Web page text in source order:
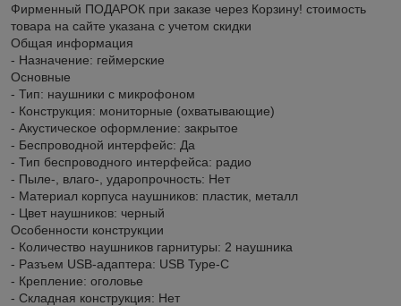
Фирменный ПОДАРОК при заказе через Корзину! стоимость
товара на сайте указана с учетом скидки
Общая информация
- Назначение: геймерские
Основные
- Тип: наушники с микрофоном
- Конструкция: мониторные (охватывающие)
- Акустическое оформление: закрытое
- Беспроводной интерфейс: Да
- Тип беспроводного интерфейса: радио
- Пыле-, влаго-, ударопрочность: Нет
- Материал корпуса наушников: пластик, металл
- Цвет наушников: черный
Особенности конструкции
- Количество наушников гарнитуры: 2 наушника
- Разъем USB-адаптера: USB Type-C
- Крепление: оголовье
- Складная конструкция: Нет